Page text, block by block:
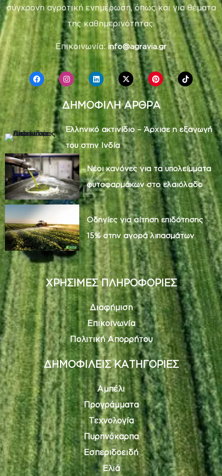
σύγχρονη αγροτική ενημέρωση, όπως και για θέματα
της καθημερινότητας.
Επικοινωνία: info@agravia.gr
ΔΗΜΟΦΙΛΗ ΑΡΘΡΑ
Ελληνικό ακτινίδιο – Άρχισε η εξαγωγή
του στην Ινδία
Νέοι κανόνες για τα υπολείμματα
φυτοφαρμάκων στο ελαιόλαδο
Οδηγίες για αίτηση επιδότησης
15% στην αγορά λιπασμάτων
ΧΡΗΣΙΜΕΣ ΠΛΗΡΟΦΟΡΙΕΣ
Διαφήμιση
Επικοινωνία
Πολιτική Απορρήτου
ΔΗΜΟΦΙΛΕΙΣ ΚΑΤΗΓΟΡΙΕΣ
Αμπέλι
Προγράμματα
Τεχνολογία
Πυρηνόκαρπα
Εσπεριδοειδή
Ελιά